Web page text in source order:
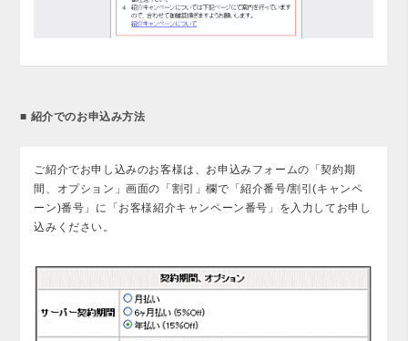
■ 紹介でのお申込み方法
ご紹介でお申し込みのお客様は、お申込みフォームの「契約期
間、オプション」画面の「割引」欄で「紹介番号/割引(キャンペ
ーン)番号」に「お客様紹介キャンペーン番号」を入力してお申し
込みください。